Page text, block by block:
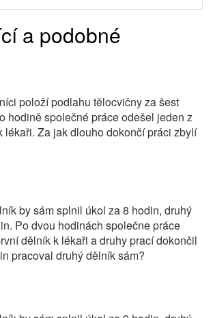
a podobné
položí podlahu tělocvičny za šest
hodině společné práce odešel jeden z
lékaři. Za jak dlouho dokončí práci zbylí
by sám splnil úkol za 8 hodin, druhý
Po dvou hodinách společne práce
dělník k lékaři a druhy prací dokončil
pracoval druhý dělník sám?